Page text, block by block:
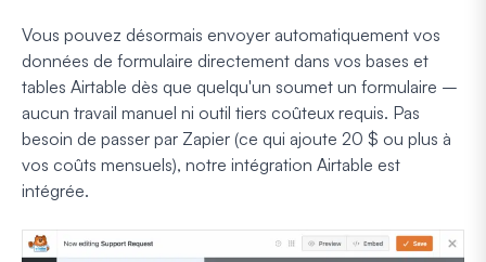
Vous pouvez désormais envoyer automatiquement vos
données de formulaire directement dans vos bases et
tables Airtable dès que quelqu'un soumet un formulaire –
aucun travail manuel ni outil tiers coûteux requis. Pas
besoin de passer par Zapier (ce qui ajoute 20 $ ou plus à
vos coûts mensuels), notre intégration Airtable est
intégrée.